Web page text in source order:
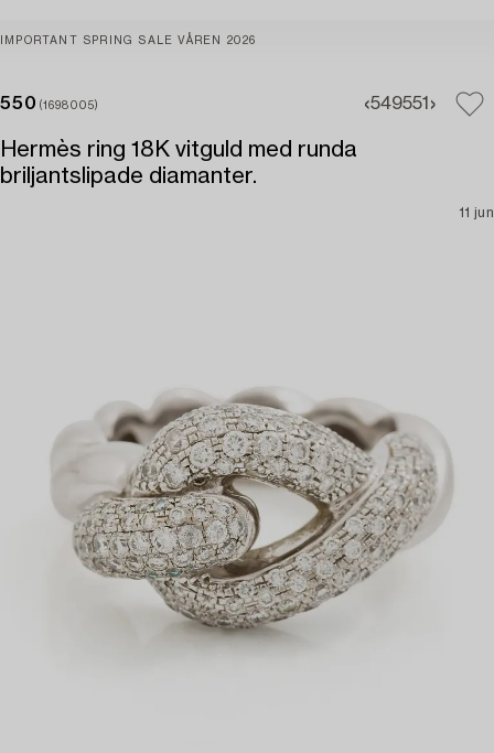
IMPORTANT SPRING SALE VÅREN 2026
550 (1698005) 549551
Hermès ring 18K vitguld med runda
briljantslipade diamanter.
11 jun